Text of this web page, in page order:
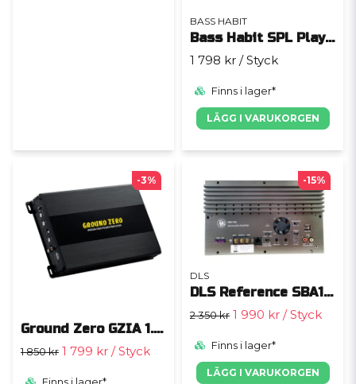
BASS HABIT
Bass Habit SPL Play SP12001FR
1 798 kr / Styck
Finns i lager*
LÄGG I VARUKORGEN
Ground Zero GZIA 1.700
1 850 kr 1 799 kr / Styck
-3%
DLS
DLS Reference SBA185
2 350 kr 1 990 kr / Styck
Finns i lager*
LÄGG I VARUKORGEN
-15%